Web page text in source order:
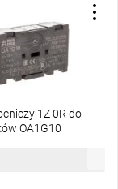
1Z 0R do
OA1G10